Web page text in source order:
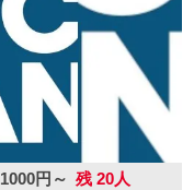
1000円～ 残 20人